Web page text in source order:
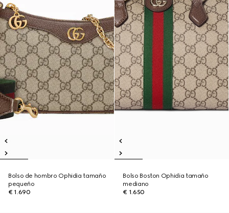
Bolso de hombro Ophidia tamaño
pequeño
€ 1.690
Bolso Boston Ophidia tamaño
mediano
€ 1.650